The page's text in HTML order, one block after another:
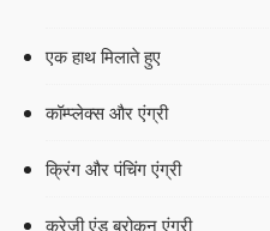
एक हाथ मिलाते हुए
कॉम्प्लेक्स और एंग्री
क्रिंग और पंचिंग एंग्री
क्रेज़ी एंड ब्रोकन एंग्री